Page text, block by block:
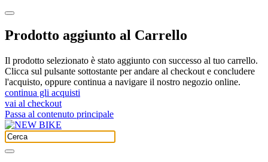
Prodotto aggiunto al Carrello
Il prodotto selezionato è stato aggiunto con successo al tuo carrello.
Clicca sul pulsante sottostante per andare al checkout e concludere
l'acquisto, oppure continua a navigare il nostro negozio online.
continua gli acquisti
vai al checkout
Passa al contenuto principale